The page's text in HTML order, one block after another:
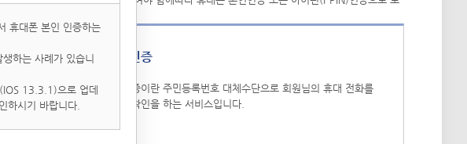
휴대폰 본인 인증하는
하는 사례가 있습니
13.3.1)으로 업데
하시기 바랍니다.
인이
확인할
휴대폰 인증
휴대폰 인증이란 주민등록번호 대체수단으로 회원님의 휴대 전화를
통해 본인확인을 하는 서비스입니다.